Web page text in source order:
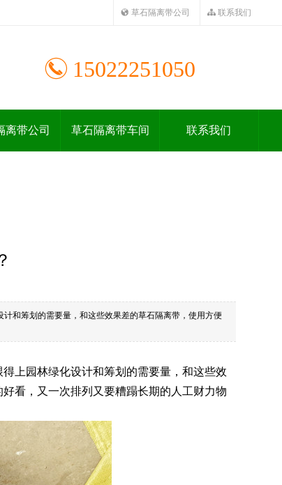
草石隔离带公司 联系我们
15022251050
离带公司 草石隔离带车间 联系我们
和筹划的需要量，和这些效果差的草石隔离带，使用方便
上园林绿化设计和筹划的需要量，和这些效
看，又一次排列又要糟蹋长期的人工财力物